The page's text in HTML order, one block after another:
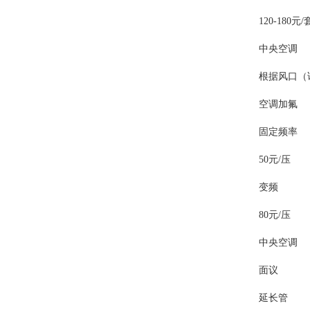
120-180元/
中央空调
根据风口（
空调加氟
固定频率
50元/压
变频
80元/压
中央空调
面议
延长管